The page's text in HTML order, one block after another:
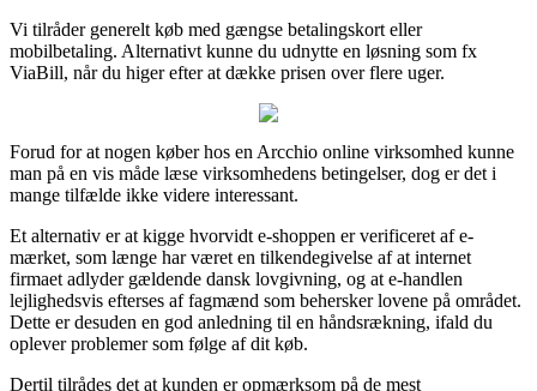
Vi tilråder generelt køb med gængse betalingskort eller
mobilbetaling. Alternativt kunne du udnytte en løsning som fx
ViaBill, når du higer efter at dække prisen over flere uger.
Forud for at nogen køber hos en Arcchio online virksomhed kunne
man på en vis måde læse virksomhedens betingelser, dog er det i
mange tilfælde ikke videre interessant.
Et alternativ er at kigge hvorvidt e-shoppen er verificeret af e-
mærket, som længe har været en tilkendegivelse af at internet
firmaet adlyder gældende dansk lovgivning, og at e-handlen
lejlighedsvis efterses af fagmænd som behersker lovene på området.
Dette er desuden en god anledning til en håndsrækning, ifald du
oplever problemer som følge af dit køb.
Dertil tilrådes det at kunden er opmærksom på de mest